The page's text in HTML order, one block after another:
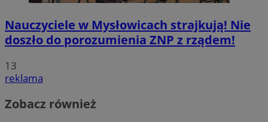
Nauczyciele w Mysłowicach strajkują! Nie
doszło do porozumienia ZNP z rządem!
13
reklama
Zobacz również